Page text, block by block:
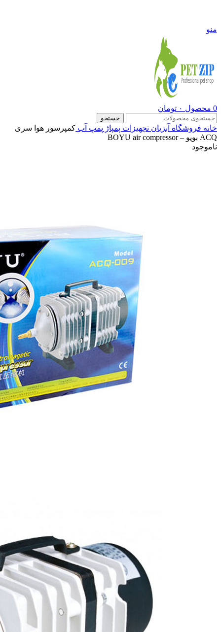
منو
0 محصول ۰ تومان
جستجو
خانه فروشگاه آبزیان تجهیزات پمپاژ پمپ آب کمپرسور هوا سری
ACQ بویو – BOYU air compressor
ناموجود